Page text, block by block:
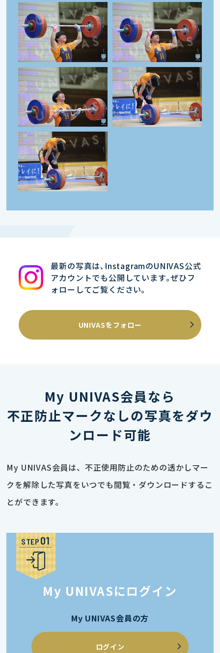
最新の写真は､InstagramのUNIVAS公式
アカウントでも公開しています｡ぜひフ
ォローしてご覧ください｡
UNIVASをフォロー
My UNIVAS会員なら
不正防止マークなしの写真をダウ
ンロード可能
My UNIVAS会員は、不正使用防止のための透かしマー
クを解除した写真をいつでも閲覧・ダウンロードするこ
とができます。
STEP
My UNIVASにログイン
My UNIVAS会員の方
ログイン